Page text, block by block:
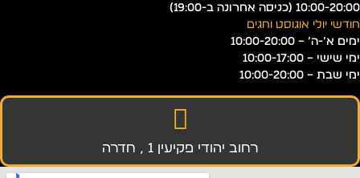
10:00-20:00 (כניסה אחרונה ב-19:00)
חודשי יולי אוגוסט וחגים
ימים א’-ה’ – 10:00-20:00
ימי שישי – 10:00-17:00
ימי שבת – 10:00-20:00
רחוב יהודי פקיעין 1 , חדרה